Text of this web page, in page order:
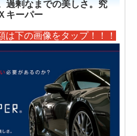
過剰なまでの美しさ 。究
キーパー
は下の画像をタップ！！！